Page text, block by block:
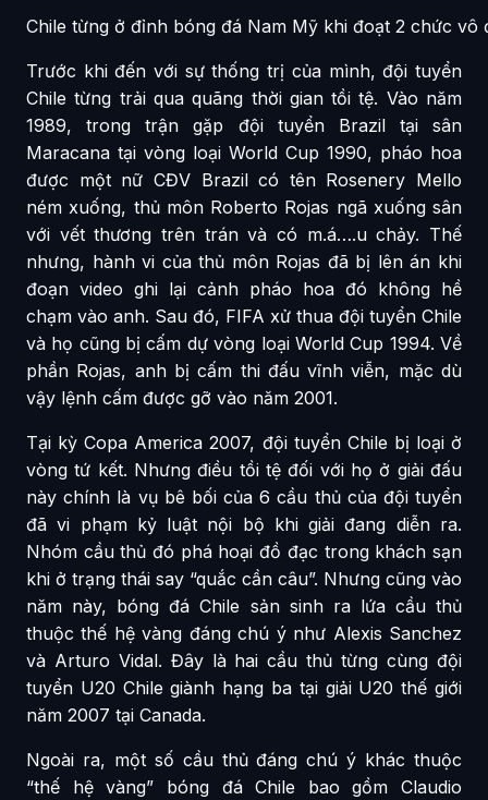
Chile từng ở đỉnh bóng đá Nam Mỹ khi đoạt 2 chức vô
Trước khi đến với sự thống trị của mình, đội tuyển
Chile từng trải qua quãng thời gian tồi tệ. Vào năm
1989, trong trận gặp đội tuyển Brazil tại sân
Maracana tại vòng loại World Cup 1990, pháo hoa
được một nữ CĐV Brazil có tên Rosenery Mello
ném xuống, thủ môn Roberto Rojas ngã xuống sân
với vết thương trên trán và có m.á….u chảy. Thế
nhưng, hành vi của thủ môn Rojas đã bị lên án khi
đoạn video ghi lại cảnh pháo hoa đó không hề
chạm vào anh. Sau đó, FIFA xử thua đội tuyển Chile
và họ cũng bị cấm dự vòng loại World Cup 1994. Về
phần Rojas, anh bị cấm thi đấu vĩnh viễn, mặc dù
vậy lệnh cấm được gỡ vào năm 2001.
Tại kỳ Copa America 2007, đội tuyển Chile bị loại ở
vòng tứ kết. Nhưng điều tồi tệ đối với họ ở giải đấu
này chính là vụ bê bối của 6 cầu thủ của đội tuyển
đã vi phạm kỷ luật nội bộ khi giải đang diễn ra.
Nhóm cầu thủ đó phá hoại đồ đạc trong khách sạn
khi ở trạng thái say “quắc cần câu”. Nhưng cũng vào
năm này, bóng đá Chile sản sinh ra lứa cầu thủ
thuộc thế hệ vàng đáng chú ý như Alexis Sanchez
và Arturo Vidal. Đây là hai cầu thủ từng cùng đội
tuyển U20 Chile giành hạng ba tại giải U20 thế giới
năm 2007 tại Canada.
Ngoài ra, một số cầu thủ đáng chú ý khác thuộc
“thế hệ vàng” bóng đá Chile bao gồm Claudio